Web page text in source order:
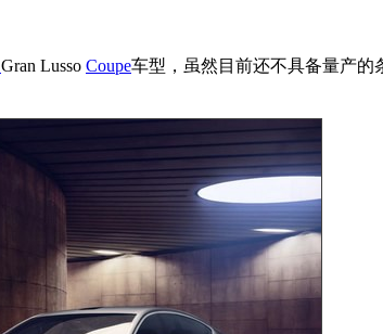
Gran Lusso Coupe车型，虽然目前还不具备量产的